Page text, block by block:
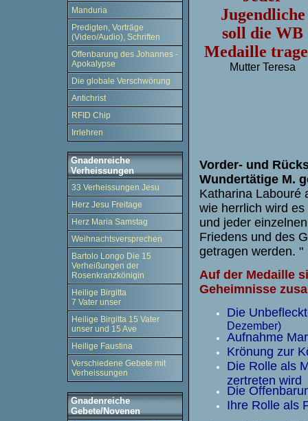
Manduria
Predigten, Vorträge
(Video/Audio), Schriften
Offenbarung des Johannes -
Apokalypse
Die globale Verschwörung
Antichrist
RFID Chip
Irrlehren
Gnadenreiche
Verheissungen
33 Verheissungen Jesu
Herz Jesu Freitage
Herz Maria Samstag
Weihnachtsversprechen
Bartolo Longo Die 15
Verheißungen der
Rosenkranzkönigin
Heilige Birgitta
7 Vater unser
Heilige Birgitta 15 Vater
unser und 15 Ave
Heilige Faustina
Verschiedene Gebete mit
Verheissungen
Gnadenreiche
Gebete/Novenen
Jugendliche
soll die WB
Medaille
Mutter Teresa
Vorder- und
Wundertätige M.
Katharina Labouré
wie herrlich wird
und jeder
Friedens und des
getragen werden. "
Auf der Medaille
Geheimnisse
Die
Dezember)
Aufnahme
Krönung zur
Die Rolle als
zertreten wird
Die
Ihre Rolle als